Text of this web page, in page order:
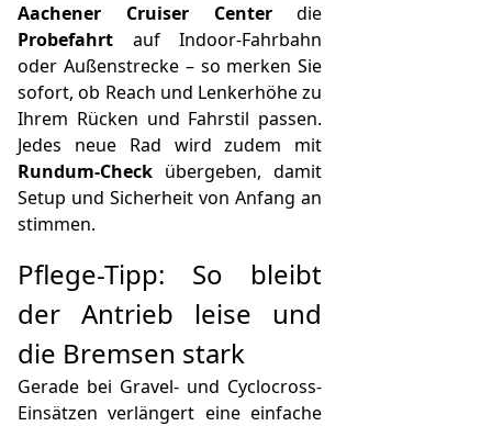
Aachener Cruiser Centerdie
Probefahrt auf Indoor-Fahrbahn
oder Außenstrecke – so merken Sie
sofort, ob Reach und Lenkerhöhe zu
Ihrem Rücken und Fahrstil passen.
Jedes neue Rad wird zudem mit
Rundum-Check übergeben, damit
Setup und Sicherheit von Anfang an
stimmen.
Pflege-Tipp: So bleibt
der Antrieb leise und
die Bremsen stark
Gerade bei Gravel- und Cyclocross-
Einsätzen verlängert eine einfache